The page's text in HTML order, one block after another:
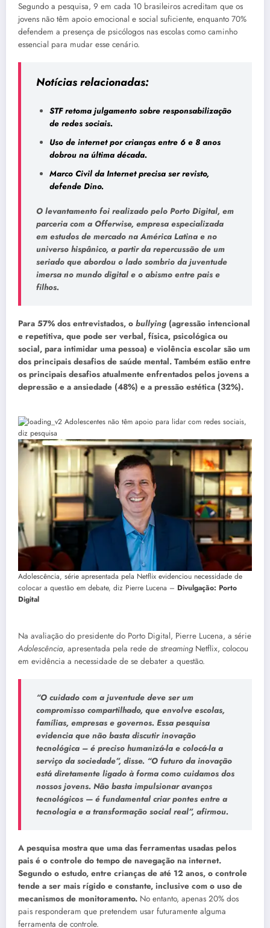
Segundo a pesquisa, 9 em cada 10 brasileiros acreditam que os
jovens não têm apoio emocional e social suficiente, enquanto 70%
defendem a presença de psicólogos nas escolas como caminho
essencial para mudar esse cenário.
Notícias relacionadas:
STF retoma julgamento sobre responsabilização
de redes sociais.
Uso de internet por crianças entre 6 e 8 anos
dobrou na última década.
Marco Civil da Internet precisa ser revisto,
defende Dino.
O levantamento foi realizado pelo Porto Digital, em
parceria com a Offerwise, empresa especializada
em estudos de mercado na América Latina e no
universo hispânico, a partir da repercussão de um
seriado que abordou o lado sombrio da juventude
imersa no mundo digital e o abismo entre pais e
filhos.
Para 57% dos entrevistados, o bullying (agressão intencional
e repetitiva, que pode ser verbal, física, psicológica ou
social, para intimidar uma pessoa) e violência escolar são um
dos principais desafios de saúde mental. Também estão entre
os principais desafios atualmente enfrentados pelos jovens a
depressão e a ansiedade (48%) e a pressão estética (32%).
Adolescência, série apresentada pela Netflix evidenciou necessidade de
colocar a questão em debate, diz Pierre Lucena – Divulgação: Porto
Digital
Na avaliação do presidente do Porto Digital, Pierre Lucena, a série
Adolescência, apresentada pela rede de streamingNetflix, colocou
em evidência a necessidade de se debater a questão.
“O cuidado com a juventude deve ser um
compromisso compartilhado, que envolve escolas,
famílias, empresas e governos. Essa pesquisa
evidencia que não basta discutir inovação
tecnológica – é preciso humanizá-la e colocá-la a
serviço da sociedade”, disse. “O futuro da inovação
está diretamente ligado à forma como cuidamos dos
nossos jovens. Não basta impulsionar avanços
tecnológicos — é fundamental criar pontes entre a
tecnologia e a transformação social real”, afirmou.
A pesquisa mostra que uma das ferramentas usadas pelos
pais é o controle do tempo de navegação na internet.
Segundo o estudo, entre crianças de até 12 anos, o controle
tende a ser mais rígido e constante, inclusive com o uso de
mecanismos de monitoramento. No entanto, apenas 20% dos
pais responderam que pretendem usar futuramente alguma
ferramenta de controle.